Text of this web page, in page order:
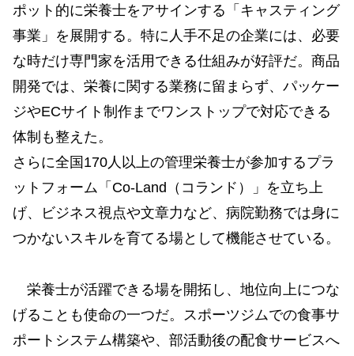
ポット的に栄養士をアサインする「キャスティング
事業」を展開する。特に人手不足の企業には、必要
な時だけ専門家を活用できる仕組みが好評だ。商品
開発では、栄養に関する業務に留まらず、パッケー
ジやECサイト制作までワンストップで対応できる
体制も整えた。
さらに全国170人以上の管理栄養士が参加するプラ
ットフォーム「Co-Land（コランド）」を立ち上
げ、ビジネス視点や文章力など、病院勤務では身に
つかないスキルを育てる場として機能させている。
栄養士が活躍できる場を開拓し、地位向上につな
げることも使命の一つだ。スポーツジムでの食事サ
ポートシステム構築や、部活動後の配食サービスへ